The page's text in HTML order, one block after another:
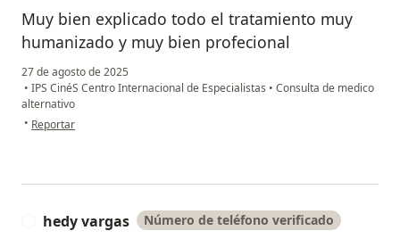
Muy bien explicado todo el tratamiento muy
humanizado y muy bien profecional
27 de agosto de 2025
• IPS CinéS Centro Internacional de Especialistas • Consulta de medico
alternativo
• en opinión del usuario Sonia
Reportar
hedy vargas Número de teléfono verificado